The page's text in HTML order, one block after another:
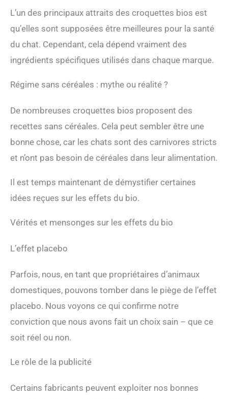
L’un des principaux attraits des croquettes bios est
qu’elles sont supposées être meilleures pour la santé
du chat. Cependant, cela dépend vraiment des
ingrédients spécifiques utilisés dans chaque marque.
Régime sans céréales : mythe ou réalité ?
De nombreuses croquettes bios proposent des
recettes sans céréales. Cela peut sembler être une
bonne chose, car les chats sont des carnivores stricts
et n’ont pas besoin de céréales dans leur alimentation.
Il est temps maintenant de démystifier certaines
idées reçues sur les effets du bio.
Vérités et mensonges sur les effets du bio
L’effet placebo
Parfois, nous, en tant que propriétaires d’animaux
domestiques, pouvons tomber dans le piège de l’effet
placebo. Nous voyons ce qui confirme notre
conviction que nous avons fait un choix sain – que ce
soit réel ou non.
Le rôle de la publicité
Certains fabricants peuvent exploiter nos bonnes